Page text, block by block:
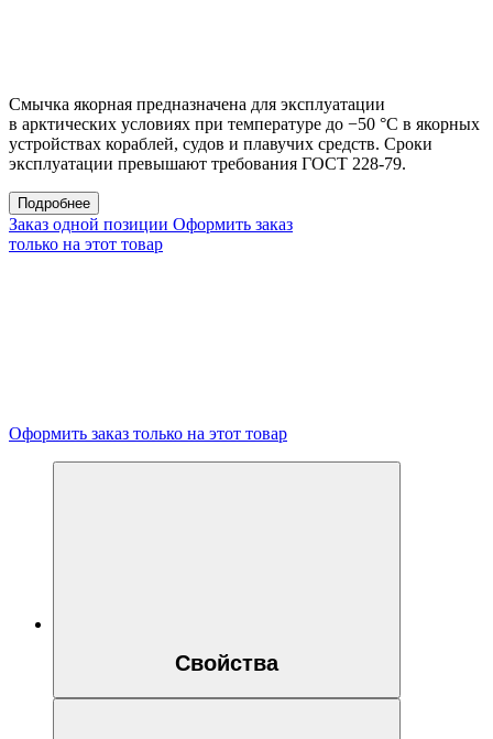
Смычка якорная предназначена для эксплуатации
в арктических условиях при температуре до −50 °С в якорных
устройствах кораблей, судов и плавучих средств. Сроки
эксплуатации превышают требования ГОСТ 228-79.
Подробнее
Заказ одной позиции Оформить заказ
только на этот товар
Оформить заказ только на этот товар
Свойства